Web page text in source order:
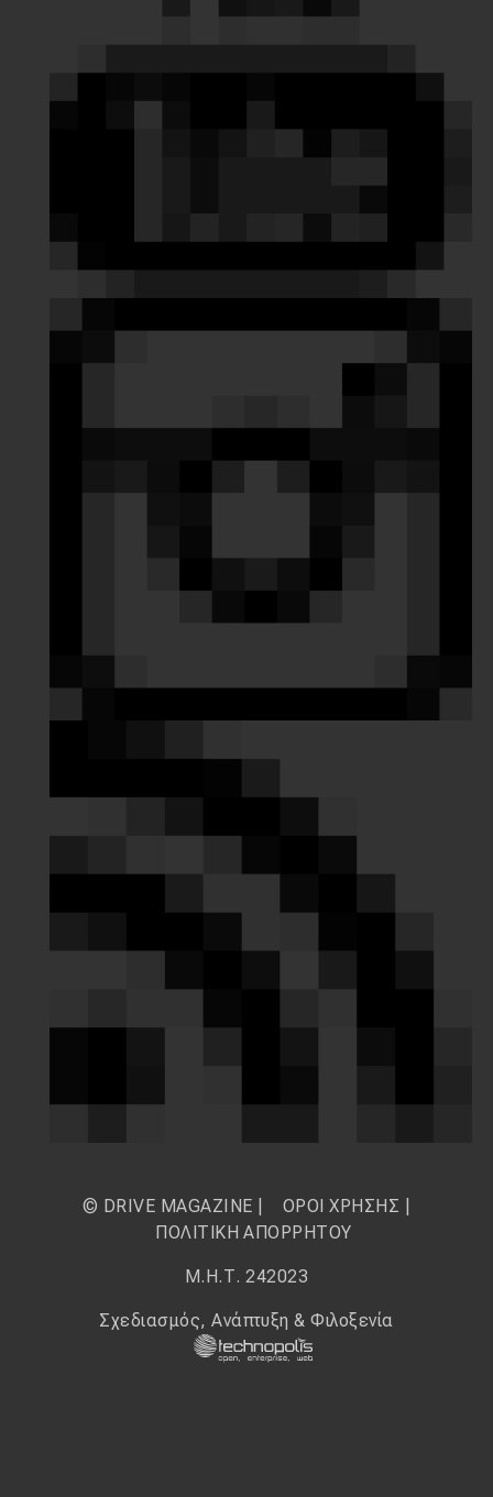
© DRIVE MAGAZINE | ΟΡΟΙ ΧΡΗΣΗΣ
ΠΟΛΙΤΙΚΗ ΑΠΟΡΡΗΤΟΥ
Μ.Η.Τ. 242023
Σχεδιασμός, Ανάπτυξη & Φιλοξενία